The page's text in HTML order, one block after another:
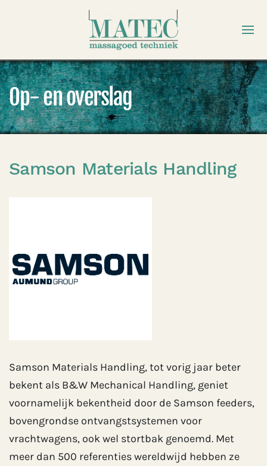
Op- en overslag
Samson Materials Handling
Samson Materials Handling, tot vorig jaar beter
bekent als B&W Mechanical Handling, geniet
voornamelijk bekentheid door de Samson feeders,
bovengrondse ontvangstsystemen voor
vrachtwagens, ook wel stortbak genoemd. Met
meer dan 500 referenties wereldwijd hebben ze